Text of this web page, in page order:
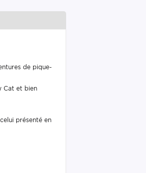
de pique-
Cat et bien
présenté en